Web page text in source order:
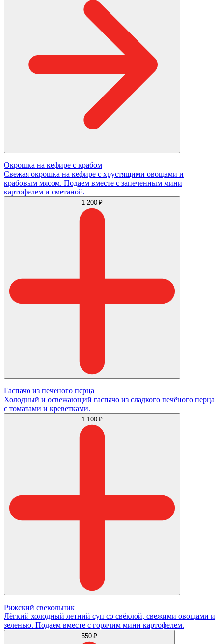
Окрошка на кефире с крабом
Свежая окрошка на кефире с хрустящими овощами и
крабовым мясом. Подаем вместе с запеченным мини
картофелем и сметаной.
1 200 ₽
Гаспачо из печеного перца
Холодный и освежающий гаспачо из сладкого печёного перца
с томатами и креветками.
1 100 ₽
Рижский свекольник
Лёгкий холодный летний суп со свёклой, свежими овощами и
зеленью. Подаем вместе с горячим мини картофелем.
550 ₽